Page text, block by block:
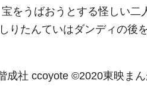
をうばおうとする怪しい二
たんていはダンディの後を
社 ccoyote ©2020東映ま